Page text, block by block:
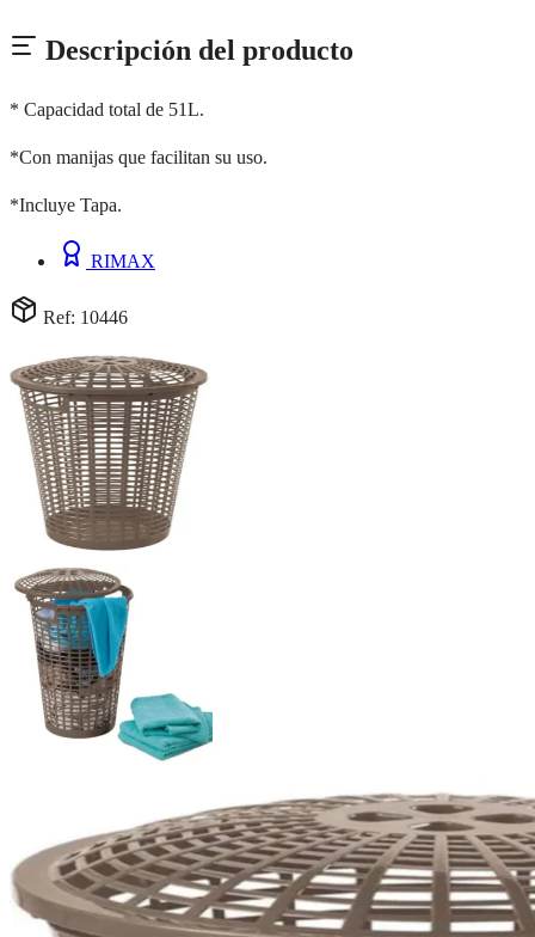
Descripción del producto
* Capacidad total de 51L.
*Con manijas que facilitan su uso.
*Incluye Tapa.
RIMAX
Ref: 10446